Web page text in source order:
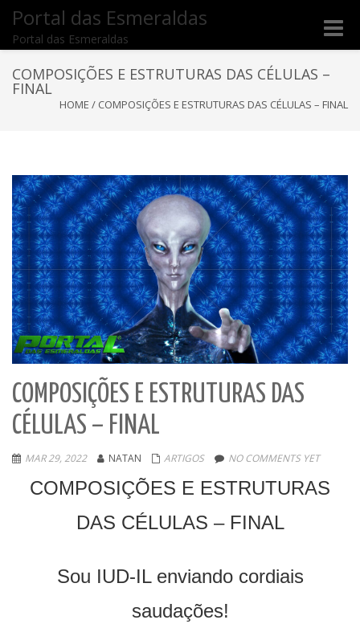
Portal das Esmeraldas
Portal das Esmeraldas
Toggle
COMPOSIÇÕES E ESTRUTURAS DAS CÉLULAS –
FINAL
HOME / COMPOSIÇÕES E ESTRUTURAS DAS CÉLULAS – FINAL
COMPOSIÇÕES E ESTRUTURAS DAS
CÉLULAS – FINAL
MAR 29, 2022 NATAN ARTIGOS NO COMMENTS YET
COMPOSIÇÕES E ESTRUTURAS
DAS CÉLULAS – FINAL
Sou IUD-IL enviando cordiais
saudações!